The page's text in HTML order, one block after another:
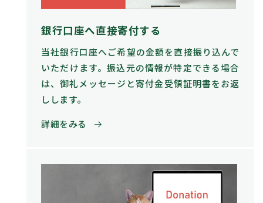
銀行口座へ直接寄付する
当社銀行口座へご希望の金額を直接振り込んで
いただけます。振込元の情報が特定できる場合
は、御礼メッセージと寄付金受領証明書をお返
しします。
詳細をみる